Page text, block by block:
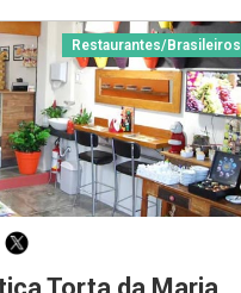
Restaurantes/Brasileiros